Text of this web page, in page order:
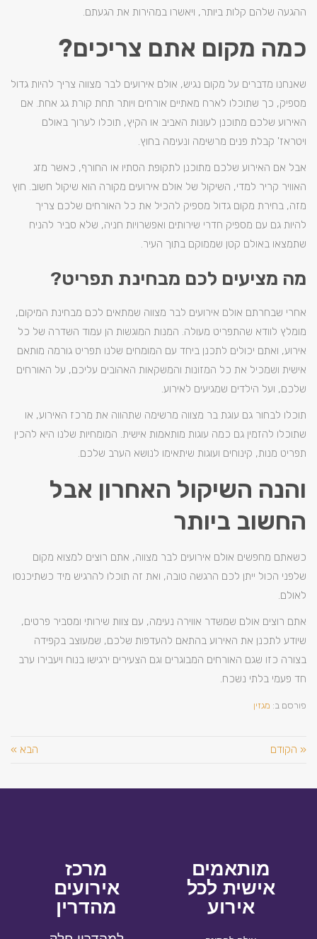
ההגעה שלהם קלות ביותר, ויאשרו במהירות את הגעתם.
כמה מקום אתם צריכים?
שאנחנו מדברים על מקום נגיש, אולם אירועים לבר מצווה צריך להיות גדול
מספיק, כך שתוכלו לארח מאתיים אורחים ויותר תחת קורת גג אחת. אם
האירוע שלכם מתוכנן לעונות האביב או הקיץ, תוכלו לערוך באולם
ויטראז' קבלת פנים מרשימה ונעימה בחוץ.
אבל אם האירוע שלכם מתוכנן לתקופת הסתיו או החורף, כאשר מזג
האוויר קריר למדי, השיקול של אולם אירועים מקורה הוא שיקול חשוב. חוץ
מזה, בחירת מקום גדול מספיק להכיל את כל האורחים שלכם צריך
להיות גם עם מספיק חדרי שירותים ואפשרויות חניה, שלא סביר להניח
שתמצאו באולם קטן שממוקם בתוך העיר.
מה מציעים לכם מבחינת תפריט?
אחרי שבחרתם אולם אירועים לבר מצווה שמתאים לכם מבחינת המיקום,
מומלץ לוודא שהתפריט מעולה. המנות המוגשות הן עמוד השדרה של כל
אירוע, ואתם יכולים לתכנן ביחד עם המומחים שלנו תפריט גורמה מותאם
אישית ושמכיל את כל המזונות והמשקאות האהובים עליכם, על האורחים
שלכם, ועל הילדים שמגיעים לאירוע.
תוכלו לבחור גם עוגת בר מצווה מרשימה שתהווה את מרכז האירוע, או
שתוכלו להזמין גם כמה עוגות מותאמות אישית. המומחיות שלנו היא להכין
תפריט מנות, קינוחים ועוגות שיתאימו לנושא הערב שלכם.
והנה השיקול האחרון אבל
החשוב ביותר
כשאתם מחפשים אולם אירועים לבר מצווה, אתם רוצים למצוא מקום
שלפני הכול ייתן לכם הרגשה טובה, ואת זה תוכלו להרגיש מיד כשתיכנסו
לאולם.
אתם רוצים אולם שמשדר אווירה נעימה, עם צוות שירותי ומסביר פרטים,
שיודע לתכנן את האירוע בהתאם להעדפות שלכם, שמעוצב בקפידה
בצורה כזו שגם האורחים המבוגרים וגם הצעירים ירגישו בנוח ויעבירו ערב
חד פעמי בלתי נשכח.
פורסם ב: מגזין
« הקודם הבא »
מותאמים
אישית לכל
אירוע
מרכז
אירועים
מהדרין